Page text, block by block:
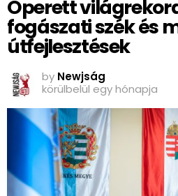
Operett
fogászati szék és
útfejlesztések
by Newjság
körülbelül egy hónapja